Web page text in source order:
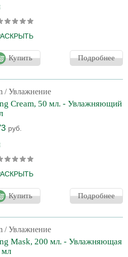
собой право на внесение
упаковки без
Вы можете уточнить
заказа. Обладает
быстро впитывается,
восстанавливает барьерные
поверхностные морщинки,
е
Купить Подробнее
/ Увлажнение
Cream, 50 мл. - Увлажняющий
руб.
собой право на внесение
упаковки без
Вы можете уточнить
заказа. Обладает
быстро впитывается,
восстанавливает барьерные
поверхностные морщинки,
е
Купить Подробнее
/ Увлажнение
Mask, 200 мл. - Увлажняющая
мл